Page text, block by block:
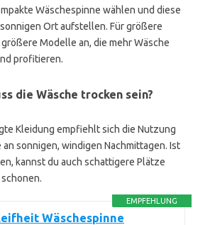
Wäschespinne wählen und diese
Ort aufstellen. Für größere
Modelle an, die mehr Wäsche
profitieren.
die Wäsche trocken sein?
Kleidung empfiehlt sich die Nutzung
sonnigen, windigen Nachmittagen. Ist
kannst du auch schattigere Plätze
EMPFEHLUNG
Wäschespinne